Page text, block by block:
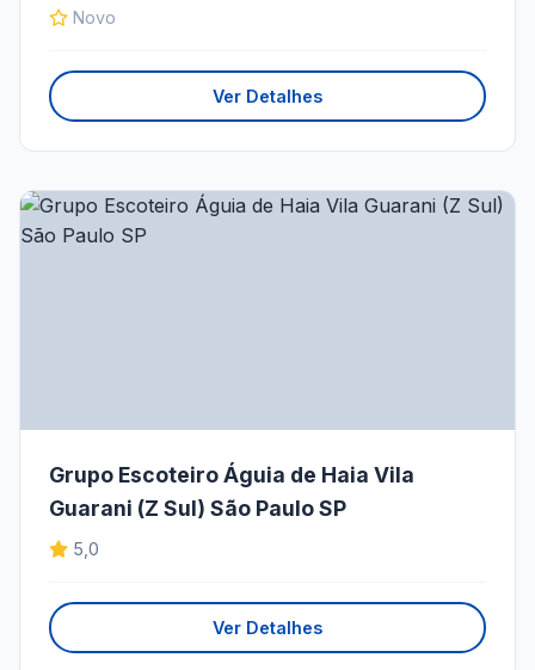
Novo
Ver Detalhes
Grupo Escoteiro Águia de Haia Vila
Guarani (Z Sul) São Paulo SP
5,0
Ver Detalhes